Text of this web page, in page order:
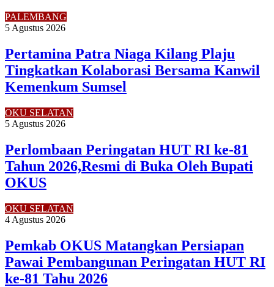
PALEMBANG
5 Agustus 2026
Pertamina Patra Niaga Kilang Plaju
Tingkatkan Kolaborasi Bersama Kanwil
Kemenkum Sumsel
OKU SELATAN
5 Agustus 2026
Perlombaan Peringatan HUT RI ke-81
Tahun 2026,Resmi di Buka Oleh Bupati
OKUS
OKU SELATAN
4 Agustus 2026
Pemkab OKUS Matangkan Persiapan
Pawai Pembangunan Peringatan HUT RI
ke-81 Tahu 2026